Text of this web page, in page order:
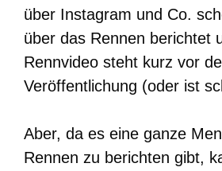
über Instagram und Co.
über das Rennen berichtet
Rennvideo steht kurz vor
Veröffentlichung (oder ist
Aber, da es eine ganze
Rennen zu berichten gibt,